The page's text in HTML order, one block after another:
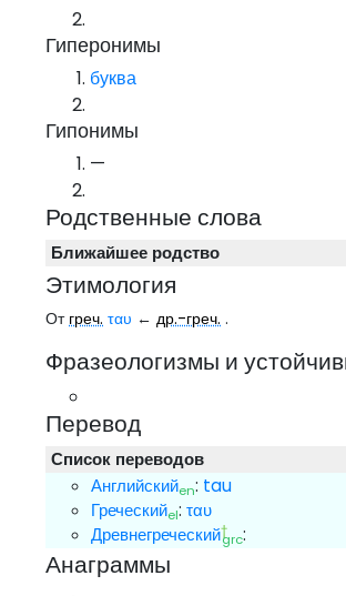
Гиперонимы
буква
Гипонимы
—
Родственные слова
Ближайшее родство
Этимология
Отгреч. ταυ ←др.-греч. .
Фразеологизмы и
Перевод
Список переводов
Английскийen: tau
Греческийel:ταυ
Древнегреческий†
grc:
Анаграммы